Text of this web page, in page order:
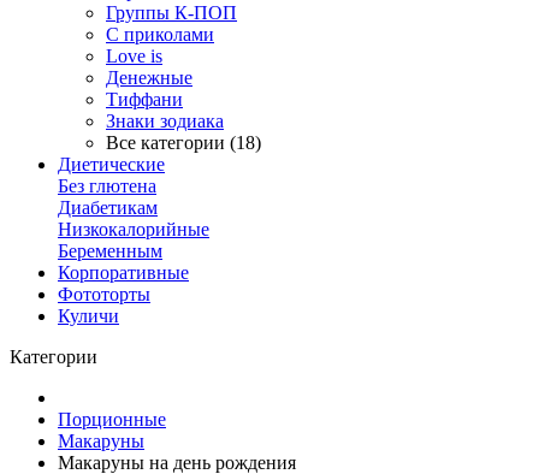
Группы К-ПОП
С приколами
Love is
Денежные
Тиффани
Знаки зодиака
Все категории (18)
Диетические
Без глютена
Диабетикам
Низкокалорийные
Беременным
Корпоративные
Фототорты
Куличи
Категории
Порционные
Макаруны
Макаруны на день рождения